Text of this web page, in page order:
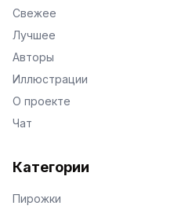
Свежее
Лучшее
Авторы
Иллюстрации
О проекте
Чат
Категории
Пирожки